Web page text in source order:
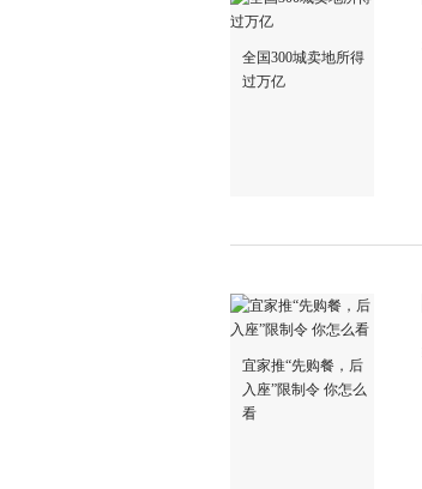
全国300城卖地所得
过万亿
宜家推“先购餐，后
入座”限制令 你怎么
看